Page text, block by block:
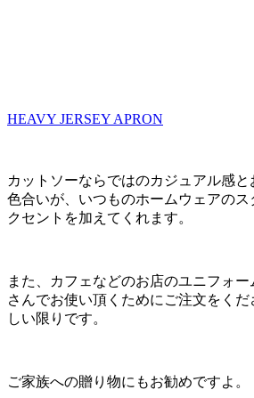
HEAVY JERSEY APRON
カットソーならではのカジュアル感
色合いが、いつものホームウェアの
クセントを加えてくれます。
また、カフェなどのお店のユニフォ
さんでお使い頂くためにご注文をく
しい限りです。
ご家族への贈り物にもお勧めですよ。